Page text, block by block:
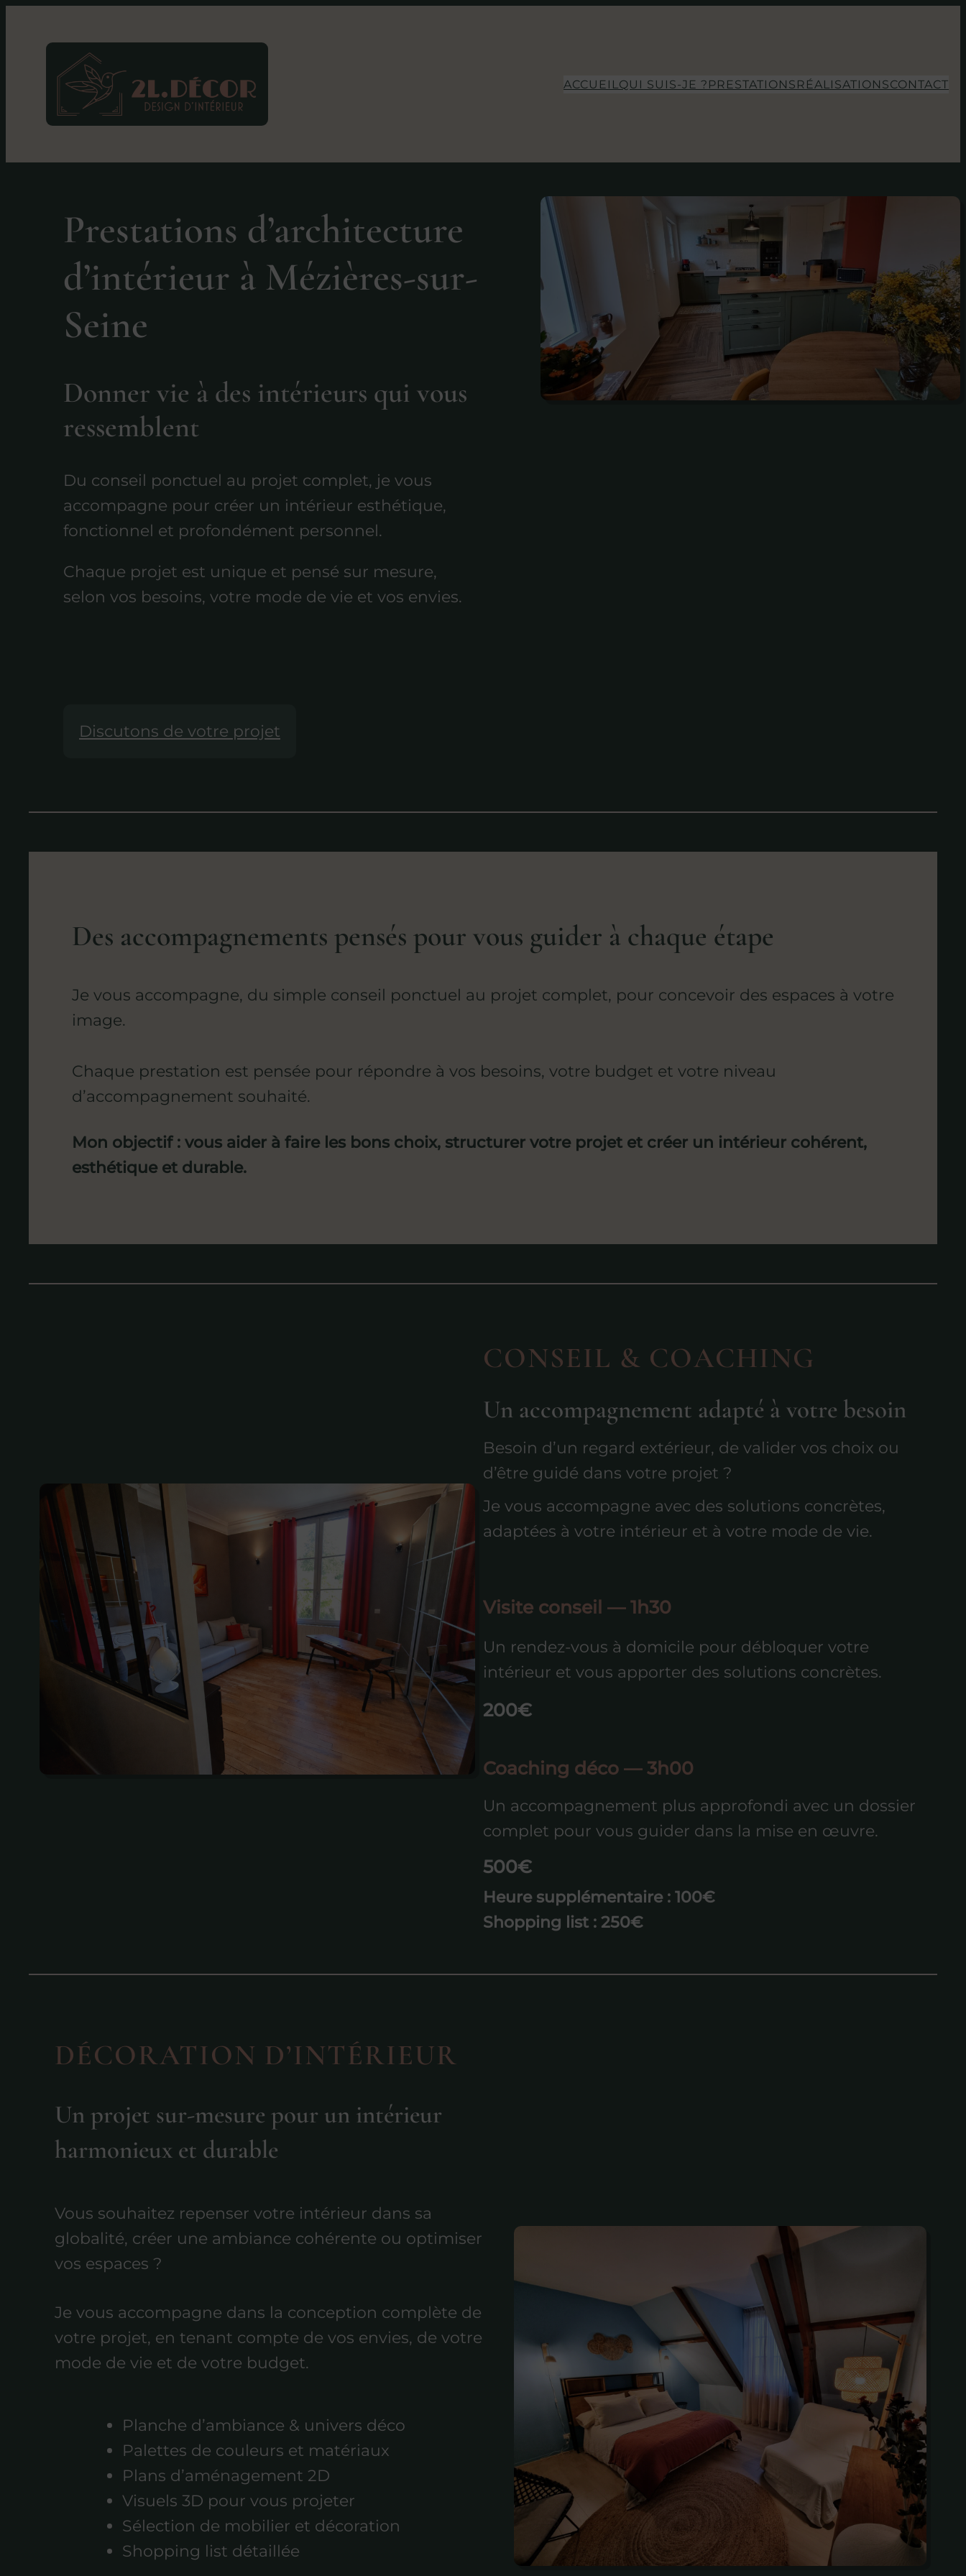
ACCUEIL QUI SUIS-JE ? PRESTATIONS RÉALISATIONSCONTACT
Prestations d’architecture
d’intérieur à Mézières-sur-
Seine
Donner vie à des intérieurs qui vous
ressemblent
Du conseil ponctuel au projet complet, je vous
accompagne pour créer un intérieur esthétique,
fonctionnel et profondément personnel.
Chaque projet est unique et pensé sur mesure,
selon vos besoins, votre mode de vie et vos envies.
Discutons de votre projet
Des accompagnements pensés pour vous guider à chaque étape
Je vous accompagne, du simple conseil ponctuel au projet complet, pour concevoir des espaces à votre
image.
Chaque prestation est pensée pour répondre à vos besoins, votre budget et votre niveau
d’accompagnement souhaité.
Mon objectif : vous aider à faire les bons choix, structurer votre projet et créer un intérieur cohérent,
esthétique et durable.
CONSEIL & COACHING
Un accompagnement adapté à votre besoin
Besoin d’un regard extérieur, de valider vos choix ou
d’être guidé dans votre projet ?
Je vous accompagne avec des solutions concrètes,
adaptées à votre intérieur et à votre mode de vie.
Visite conseil — 1h30
Un rendez-vous à domicile pour débloquer votre
intérieur et vous apporter des solutions concrètes.
200€
Coaching déco — 3h00
Un accompagnement plus approfondi avec un dossier
complet pour vous guider dans la mise en œuvre.
500€
Heure supplémentaire : 100€
Shopping list : 250€
DÉCORATION D’INTÉRIEUR
Un projet sur-mesure pour un intérieur
harmonieux et durable
Vous souhaitez repenser votre intérieur dans sa
globalité, créer une ambiance cohérente ou optimiser
vos espaces ?
Je vous accompagne dans la conception complète de
votre projet, en tenant compte de vos envies, de votre
mode de vie et de votre budget.
Planche d’ambiance & univers déco
Palettes de couleurs et matériaux
Plans d’aménagement 2D
Visuels 3D pour vous projeter
Sélection de mobilier et décoration
Shopping list détaillée